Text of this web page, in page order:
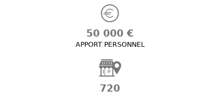
50 000 €
APPORT PERSONNEL
720